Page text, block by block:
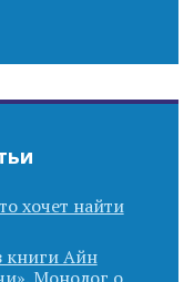
хочет найти
Айн